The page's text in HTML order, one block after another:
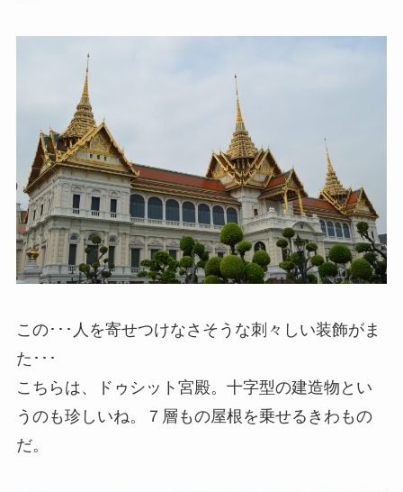
この･･･人を寄せつけなさそうな刺々しい装飾がま
た･･･
こちらは、ドゥシット宮殿。十字型の建造物とい
うのも珍しいね。７層もの屋根を乗せるきわもの
だ。